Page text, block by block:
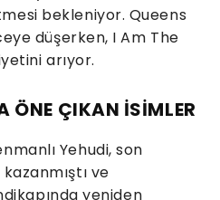
bekleniyor. Queens
düşerken, I Am The
arıyor.
ÖNE ÇIKAN İSİMLER
Yehudi, son
ve
yeniden